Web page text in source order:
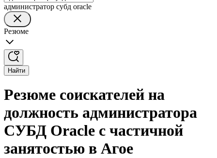
администратор субд oracle
Резюме
Найти
Резюме соискателей на
должность администратора
СУБД Oracle с частичной
занятостью в Агое